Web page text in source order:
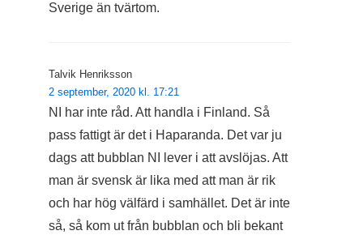
Sverige än tvärtom.
Talvik Henriksson
2 september, 2020 kl. 17:21
NI har inte råd. Att handla i Finland. Så
pass fattigt är det i Haparanda. Det var ju
dags att bubblan NI lever i att avslöjas. Att
man är svensk är lika med att man är rik
och har hög välfärd i samhället. Det är inte
så, så kom ut från bubblan och bli bekant